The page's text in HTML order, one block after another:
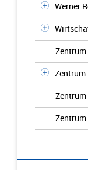
Werner
Zentrum